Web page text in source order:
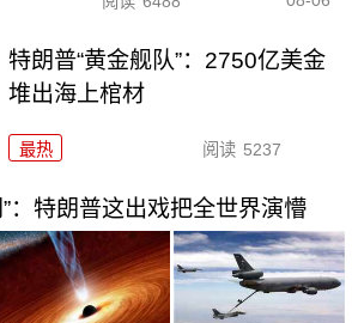
特朗普“黄金舰队”：2750亿美金
堆出海上棺材
最热 阅读 5237
：特朗普这出戏把全世界演懵